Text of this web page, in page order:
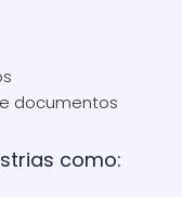
documentos
como: